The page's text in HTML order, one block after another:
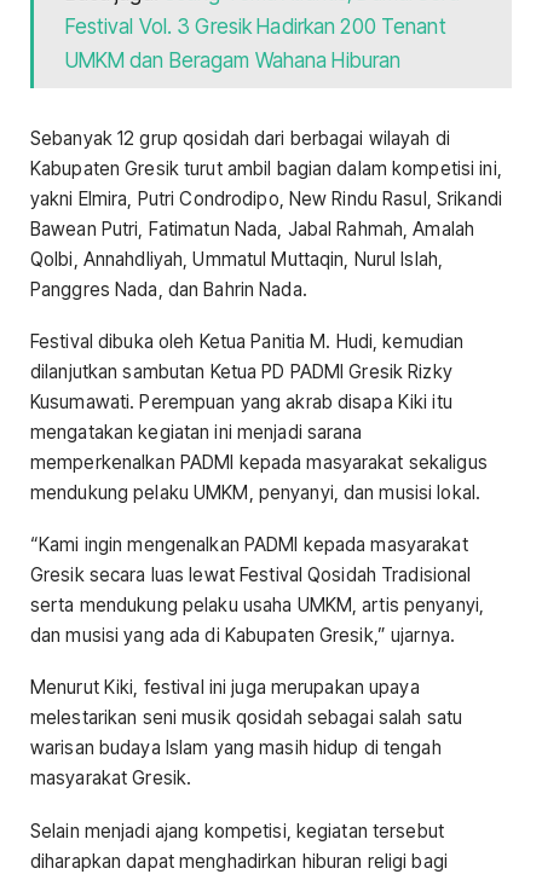
Festival Vol. 3 Gresik Hadirkan 200 Tenant
UMKM dan Beragam Wahana Hiburan
Sebanyak 12 grup qosidah dari berbagai wilayah di
Kabupaten Gresik turut ambil bagian dalam kompetisi ini,
yakni Elmira, Putri Condrodipo, New Rindu Rasul, Srikandi
Bawean Putri, Fatimatun Nada, Jabal Rahmah, Amalah
Qolbi, Annahdliyah, Ummatul Muttaqin, Nurul Islah,
Panggres Nada, dan Bahrin Nada.
Festival dibuka oleh Ketua Panitia M. Hudi, kemudian
dilanjutkan sambutan Ketua PD PADMI Gresik Rizky
Kusumawati. Perempuan yang akrab disapa Kiki itu
mengatakan kegiatan ini menjadi sarana
memperkenalkan PADMI kepada masyarakat sekaligus
mendukung pelaku UMKM, penyanyi, dan musisi lokal.
“Kami ingin mengenalkan PADMI kepada masyarakat
Gresik secara luas lewat Festival Qosidah Tradisional
serta mendukung pelaku usaha UMKM, artis penyanyi,
dan musisi yang ada di Kabupaten Gresik,” ujarnya.
Menurut Kiki, festival ini juga merupakan upaya
melestarikan seni musik qosidah sebagai salah satu
warisan budaya Islam yang masih hidup di tengah
masyarakat Gresik.
Selain menjadi ajang kompetisi, kegiatan tersebut
diharapkan dapat menghadirkan hiburan religi bagi